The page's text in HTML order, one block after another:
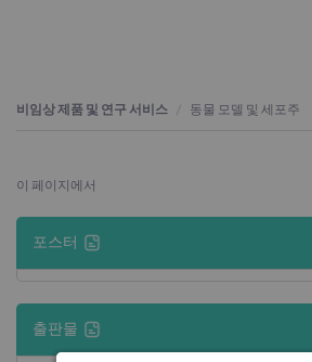
비임상 제품 및 연구 서비스 동물 모델 및 세포주
이 페이지에서
포스터
출판물